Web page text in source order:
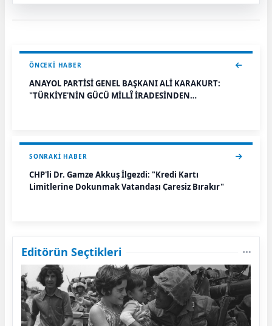
ÖNCEKI HABER
ANAYOL PARTİSİ GENEL BAŞKANI ALİ KARAKURT:
"TÜRKİYE'NİN GÜCÜ MİLLÎ İRADESİNDEN
SONRAKI HABER
CHP'li Dr. Gamze Akkuş İlgezdi: "Kredi Kartı
Limitlerine Dokunmak Vatandaşı Çaresiz Bırakır"
Editörün Seçtikleri